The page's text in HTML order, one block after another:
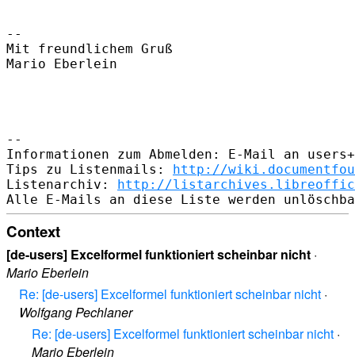
--
Mit freundlichem Gruß
Mario Eberlein
--
Informationen zum Abmelden: E-Mail an
Tips zu Listenmails: http://
Listenarchiv: http://
Context
[de-users] Excelformel funktioniert scheinbar nicht ·
Mario Eberlein
Re: [de-users] Excelformel funktioniert scheinbar nicht ·
Wolfgang Pechlaner
Re: [de-users] Excelformel funktioniert scheinbar nicht ·
Mario Eberlein